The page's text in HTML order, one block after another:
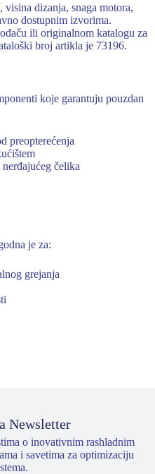
dizanja, snaga motora,
dostupnim izvorima.
ili originalnom katalogu za
broj artikla je 73196.
koje garantuju pouzdan
preopterećenja
čelika
je za:
grejanja
Newsletter
o inovativnim rashladnim
i savetima za optimizaciju